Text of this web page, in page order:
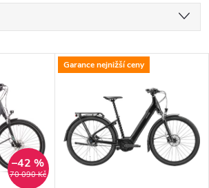
70 090 Kč
–42 %
Garance nejnižší ceny